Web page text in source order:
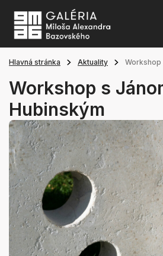
Hlavná stránka Aktuality Workshop
Workshop s
Hubinským